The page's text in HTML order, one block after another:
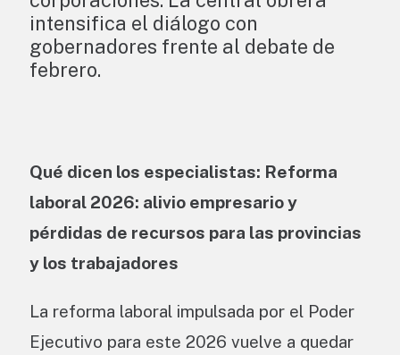
intensifica el diálogo con
gobernadores frente al debate de
febrero.
Qué dicen los especialistas: Reforma
laboral 2026: alivio empresario y
pérdidas de recursos para las provincias
y los trabajadores
La reforma laboral impulsada por el Poder
Ejecutivo para este 2026 vuelve a quedar